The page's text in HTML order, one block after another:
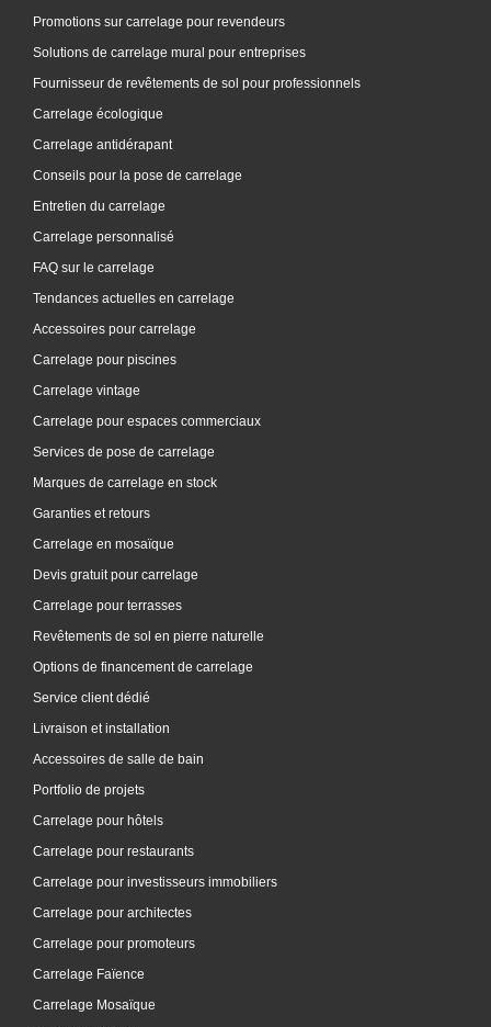
Promotions sur carrelage pour revendeurs
Solutions de carrelage mural pour entreprises
Fournisseur de revêtements de sol pour professionnels
Carrelage écologique
Carrelage antidérapant
Conseils pour la pose de carrelage
Entretien du carrelage
Carrelage personnalisé
FAQ sur le carrelage
Tendances actuelles en carrelage
Accessoires pour carrelage
Carrelage pour piscines
Carrelage vintage
Carrelage pour espaces commerciaux
Services de pose de carrelage
Marques de carrelage en stock
Garanties et retours
Carrelage en mosaïque
Devis gratuit pour carrelage
Carrelage pour terrasses
Revêtements de sol en pierre naturelle
Options de financement de carrelage
Service client dédié
Livraison et installation
Accessoires de salle de bain
Portfolio de projets
Carrelage pour hôtels
Carrelage pour restaurants
Carrelage pour investisseurs immobiliers
Carrelage pour architectes
Carrelage pour promoteurs
Carrelage Faïence
Carrelage Mosaïque